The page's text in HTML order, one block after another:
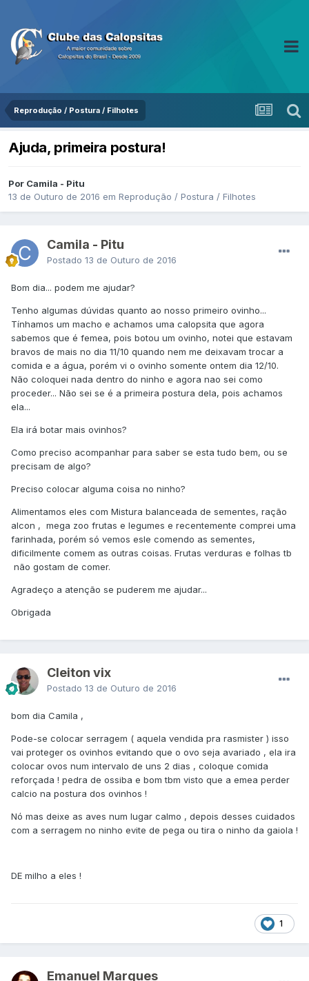
Reprodução / Postura / Filhotes
Ajuda, primeira postura!
Por Camila - Pitu
13 de Outuro de 2016 em Reprodução / Postura / Filhotes
Camila - Pitu
Postado 13 de Outuro de 2016
Bom dia... podem me ajudar?
Tenho algumas dúvidas quanto ao nosso primeiro ovinho...
Tínhamos um macho e achamos uma calopsita que agora
sabemos que é femea, pois botou um ovinho, notei que estavam
bravos de mais no dia 11/10 quando nem me deixavam trocar a
comida e a água, porém vi o ovinho somente ontem dia 12/10.
Não coloquei nada dentro do ninho e agora nao sei como
proceder... Não sei se é a primeira postura dela, pois achamos
ela...
Ela irá botar mais ovinhos?
Como preciso acompanhar para saber se esta tudo bem, ou se
precisam de algo?
Preciso colocar alguma coisa no ninho?
Alimentamos eles com Mistura balanceada de sementes, ração
alcon , mega zoo frutas e legumes e recentemente comprei uma
farinhada, porém só vemos esle comendo as sementes,
dificilmente comem as outras coisas. Frutas verduras e folhas tb
não gostam de comer.
Agradeço a atenção se puderem me ajudar...
Obrigada
Cleiton vix
Postado 13 de Outuro de 2016
bom dia Camila ,
Pode-se colocar serragem ( aquela vendida pra rasmister ) isso
vai proteger os ovinhos evitando que o ovo seja avariado , ela ira
colocar ovos num intervalo de uns 2 dias , coloque comida
reforçada ! pedra de ossiba e bom tbm visto que a emea perder
calcio na postura dos ovinhos !
Nó mas deixe as aves num lugar calmo , depois desses cuidados
com a serragem no ninho evite de pega ou tira o ninho da gaiola !
DE milho a eles !
1
Emanuel Marques